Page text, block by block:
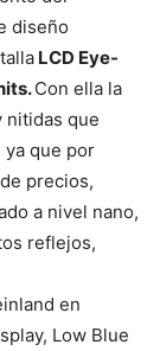
diseño
LCD Eye-
Con ella la
nitidas que
que por
precios,
a nivel nano,
reflejos,
en
Low Blue